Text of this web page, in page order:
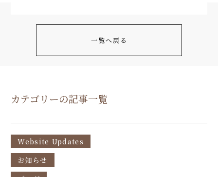
一覧へ戻る
カテゴリーの記事一覧
Website Updates
お知らせ